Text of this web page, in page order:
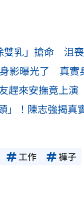
雙乳」搶命 沮
影曝光了 真實
趕來安撫竟上演
」！陳志強揭真
工作 褲子